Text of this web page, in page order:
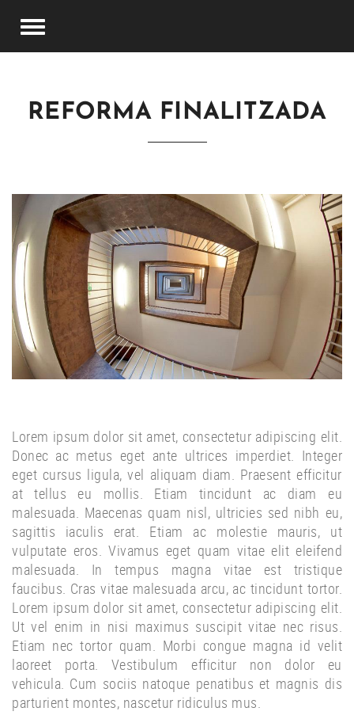
REFORMA FINALITZADA
Lorem ipsum dolor sit amet, consectetur adipiscing elit.
Donec ac metus eget ante ultrices imperdiet. Integer
eget cursus ligula, vel aliquam diam. Praesent efficitur
at tellus eu mollis. Etiam tincidunt ac diam eu
malesuada. Maecenas quam nisl, ultricies sed nibh eu,
sagittis iaculis erat. Etiam ac molestie mauris, ut
vulputate eros. Vivamus eget quam vitae elit eleifend
malesuada. In tempus magna vitae est tristique
faucibus. Cras vitae malesuada arcu, ac tincidunt tortor.
Lorem ipsum dolor sit amet, consectetur adipiscing elit.
Ut vel enim in nisi maximus suscipit vitae nec risus.
Etiam nec tortor quam. Morbi congue magna id velit
laoreet porta. Vestibulum efficitur non dolor eu
vehicula. Cum sociis natoque penatibus et magnis dis
parturient montes, nascetur ridiculus mus.